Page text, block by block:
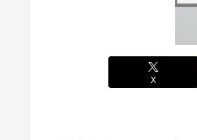
X